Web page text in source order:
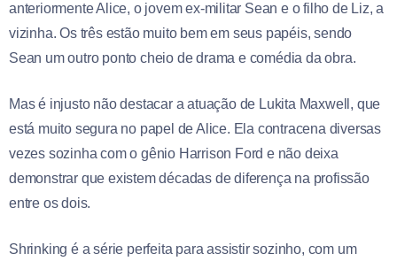
anteriormente Alice, o jovem ex-militar Sean e o filho de Liz, a
vizinha. Os três estão muito bem em seus papéis, sendo
Sean um outro ponto cheio de drama e comédia da obra.
Mas é injusto não destacar a atuação de Lukita Maxwell, que
está muito segura no papel de Alice. Ela contracena diversas
vezes sozinha com o gênio Harrison Ford e não deixa
demonstrar que existem décadas de diferença na profissão
entre os dois.
Shrinking é a série perfeita para assistir sozinho, com um